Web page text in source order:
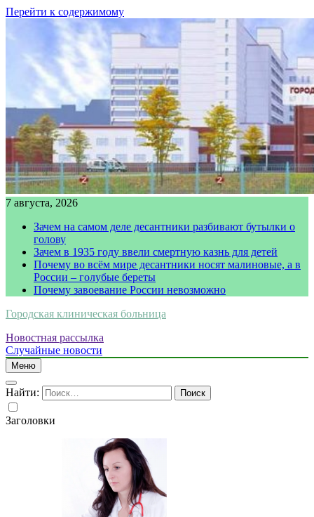
Перейти к содержимому
7 августа, 2026
Зачем на самом деле десантники разбивают бутылки о
голову
Зачем в 1935 году ввели смертную казнь для детей
Почему во всём мире десантники носят малиновые, а в
России – голубые береты
Почему завоевание России невозможно
Городская клиническая больница
Новостная рассылка
Случайные новости
Меню
Найти:
Заголовки